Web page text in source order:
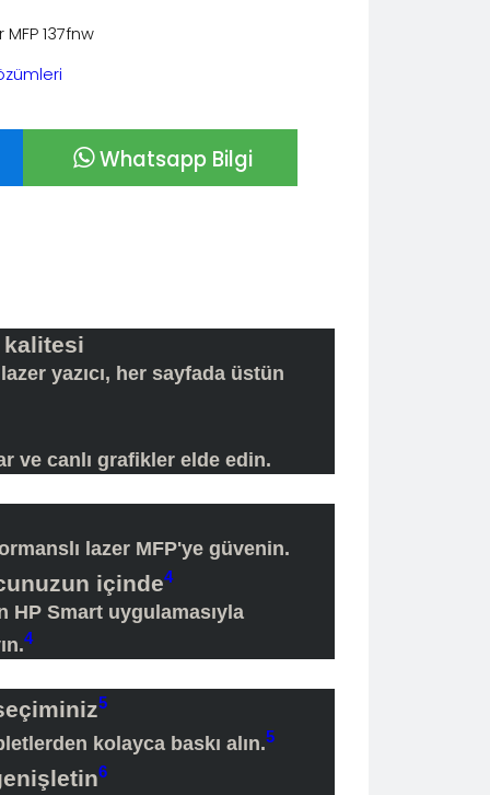
MFP 137fnw
Whatsapp Bilgi
kalitesi
yazıcı, her sayfada üstün
ve canlı grafikler elde edin.
lazer MFP'ye güvenin.
içinde4
HP Smart uygulamasıyla
4
5
kolayca baskı alın.5
6